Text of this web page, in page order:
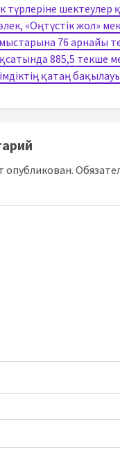
түрлеріне
«Оңтүстік жол»
76 арнайы
885,5 текше
қатаң
опубликован.